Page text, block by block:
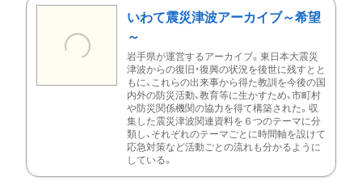
いわて震災津波アーカイブ～希望
～
岩手県が運営するアーカイブ。東日本大震災
津波からの復旧・復興の状況を後世に残すとと
もに、これらの出来事から得た教訓を今後の国
内外の防災活動、教育等に生かすため、市町村
や防災関係機関の協力を得て構築された。収
集した震災津波関連資料を６つのテーマに分
類し、それぞれのテーマごとに時間軸を設けて
応急対策など活動ごとの流れも分かるように
している。